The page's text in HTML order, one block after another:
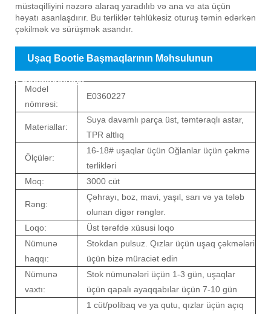
müstəqilliyini nəzərə alaraq yaradılıb və ana və ata üçün
həyatı asanlaşdırır. Bu terliklər təhlükəsiz oturuş təmin edərkən
çəkilmək və sürüşmək asandır.
Uşaq Bootie Başmaqlarının Məhsulunun
Spesifikasiyası
Model
nömrəsi:
E0360227
Materiallar:
Suya davamlı parça üst, təmtəraqlı astar,
TPR altlıq
Ölçülər:
16-18# uşaqlar üçün Oğlanlar üçün çəkmə
terlikləri
Moq:
3000 cüt
Rəng:
Çəhrayı, boz, mavi, yaşıl, sarı və ya tələb
olunan digər rənglər.
Loqo:
Üst tərəfdə xüsusi loqo
Nümunə
haqqı:
Stokdan pulsuz. Qızlar üçün uşaq çəkmələri
üçün bizə müraciət edin
Nümunə
vaxtı:
Stok nümunələri üçün 1-3 gün, uşaqlar
üçün qapalı ayaqqabılar üçün 7-10 gün
1 cüt/polibaq və ya qutu, qızlar üçün açıq